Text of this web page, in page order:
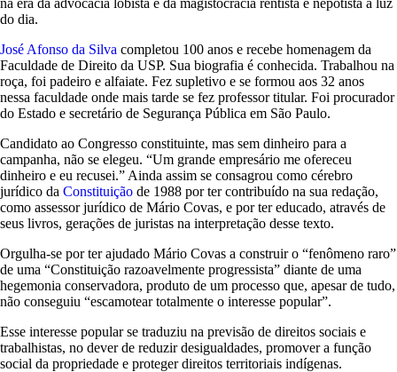
do dia.
José Afonso da Silva completou 100 anos e recebe homenagem da
Faculdade de Direito da USP. Sua biografia é conhecida. Trabalhou na
roça, foi padeiro e alfaiate. Fez supletivo e se formou aos 32 anos
nessa faculdade onde mais tarde se fez professor titular. Foi procurador
do Estado e secretário de Segurança Pública em São Paulo.
Candidato ao Congresso constituinte, mas sem dinheiro para a
campanha, não se elegeu. “Um grande empresário me ofereceu
dinheiro e eu recusei.” Ainda assim se consagrou como cérebro
jurídico da Constituição de 1988 por ter contribuído na sua redação,
como assessor jurídico de Mário Covas, e por ter educado, através de
seus livros, gerações de juristas na interpretação desse texto.
Orgulha-se por ter ajudado Mário Covas a construir o “fenômeno raro”
de uma “Constituição razoavelmente progressista” diante de uma
hegemonia conservadora, produto de um processo que, apesar de tudo,
não conseguiu “escamotear totalmente o interesse popular”.
Esse interesse popular se traduziu na previsão de direitos sociais e
trabalhistas, no dever de reduzir desigualdades, promover a função
social da propriedade e proteger direitos territoriais indígenas.